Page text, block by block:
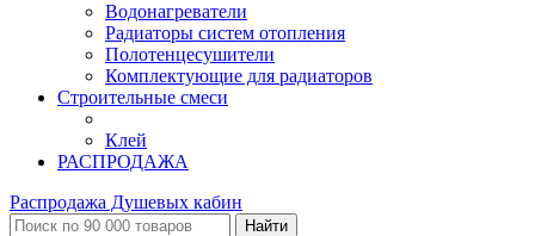
Водонагреватели
Радиаторы систем отопления
Полотенцесушители
Комплектующие для радиаторов
Строительные смеси
Клей
РАСПРОДАЖА
Распродажа Душевых кабин
Найти